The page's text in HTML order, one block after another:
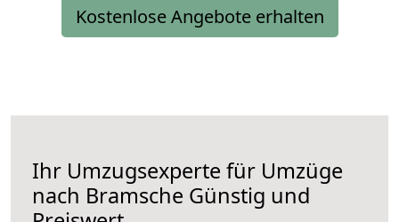
Kostenlose Angebote erhalten
Ihr Umzugsexperte für Umzüge
nach Bramsche Günstig und